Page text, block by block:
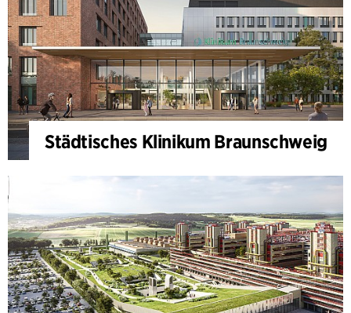
Städtisches Klinikum Braunschweig